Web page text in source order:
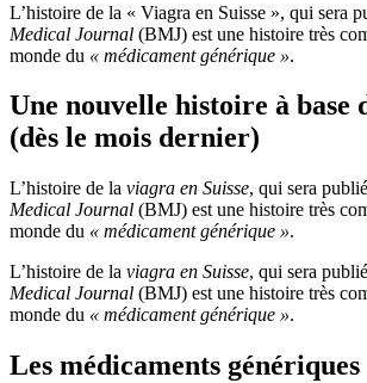
L’histoire de la « Viagra en Suisse », qui sera
Medical Journal (BMJ) est une histoire très
monde du « médicament générique ».
Une nouvelle histoire à base
(dès le mois dernier)
L’histoire de la viagra en Suisse, qui sera
Medical Journal (BMJ) est une histoire très
monde du « médicament générique ».
L’histoire de la viagra en Suisse, qui sera
Medical Journal (BMJ) est une histoire très
monde du « médicament générique ».
Les médicaments génériques